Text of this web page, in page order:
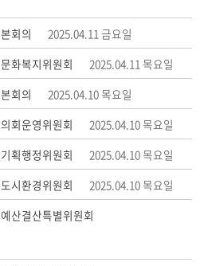
본회의
2025.04.11 금요일
문화복지위원회
2025.04.11 목요일
본회의
2025.04.10 목요일
의회운영위원회
2025.04.10 목요일
기획행정위원회
2025.04.10 목요일
도시환경위원회
2025.04.10 목요일
예산결산특별위원회